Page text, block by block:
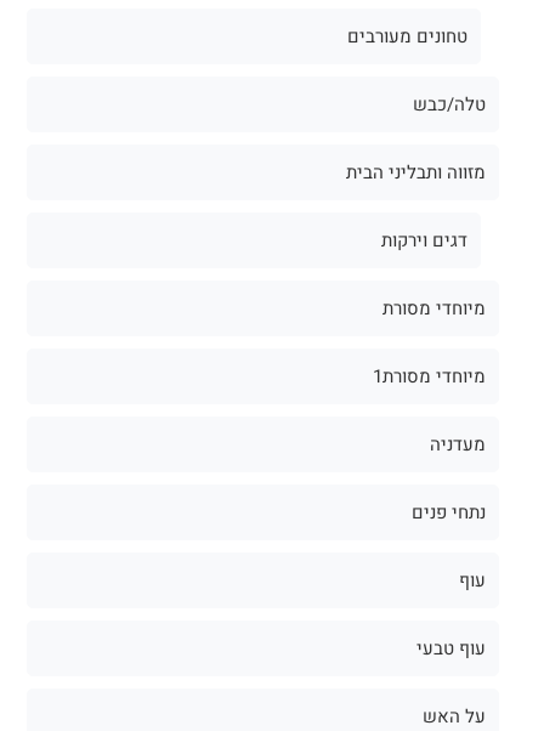
טחונים מעורבים
טלה/כבש
מזווה ותבליני הבית
דגים וירקות
מיוחדי מסורת
מיוחדי מסורת1
מעדניה
נתחי פנים
עוף
עוף טבעי
על האש